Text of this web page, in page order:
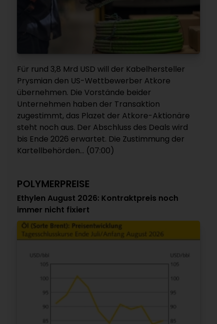
Für rund 3,8 Mrd USD will der Kabelhersteller
Prysmian den US-Wettbewerber Atkore
übernehmen. Die Vorstände beider
Unternehmen haben der Transaktion
zugestimmt, das Plazet der Atkore-Aktionäre
steht noch aus. Der Abschluss des Deals wird
bis Ende 2026 erwartet. Die Zustimmung der
Kartellbehörden... (07:00)
POLYMERPREISE
Ethylen August 2026: Kontraktpreis noch
immer nicht fixiert